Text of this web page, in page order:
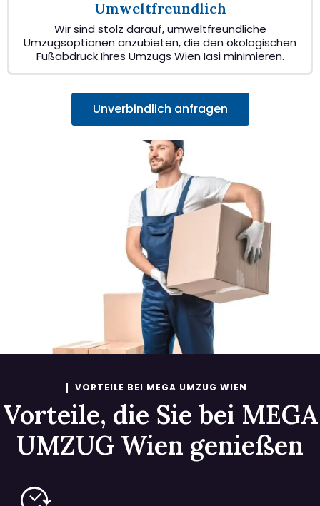
Umweltfreundlich
Wir sind stolz darauf, umweltfreundliche
Umzugsoptionen anzubieten, die den ökologischen
Fußabdruck Ihres Umzugs Wien Iasi minimieren.
Unverbindlich anfragen
VORTEILE BEI MEGA UMZUG WIEN
Vorteile, die Sie bei MEGA
UMZUG Wien genießen